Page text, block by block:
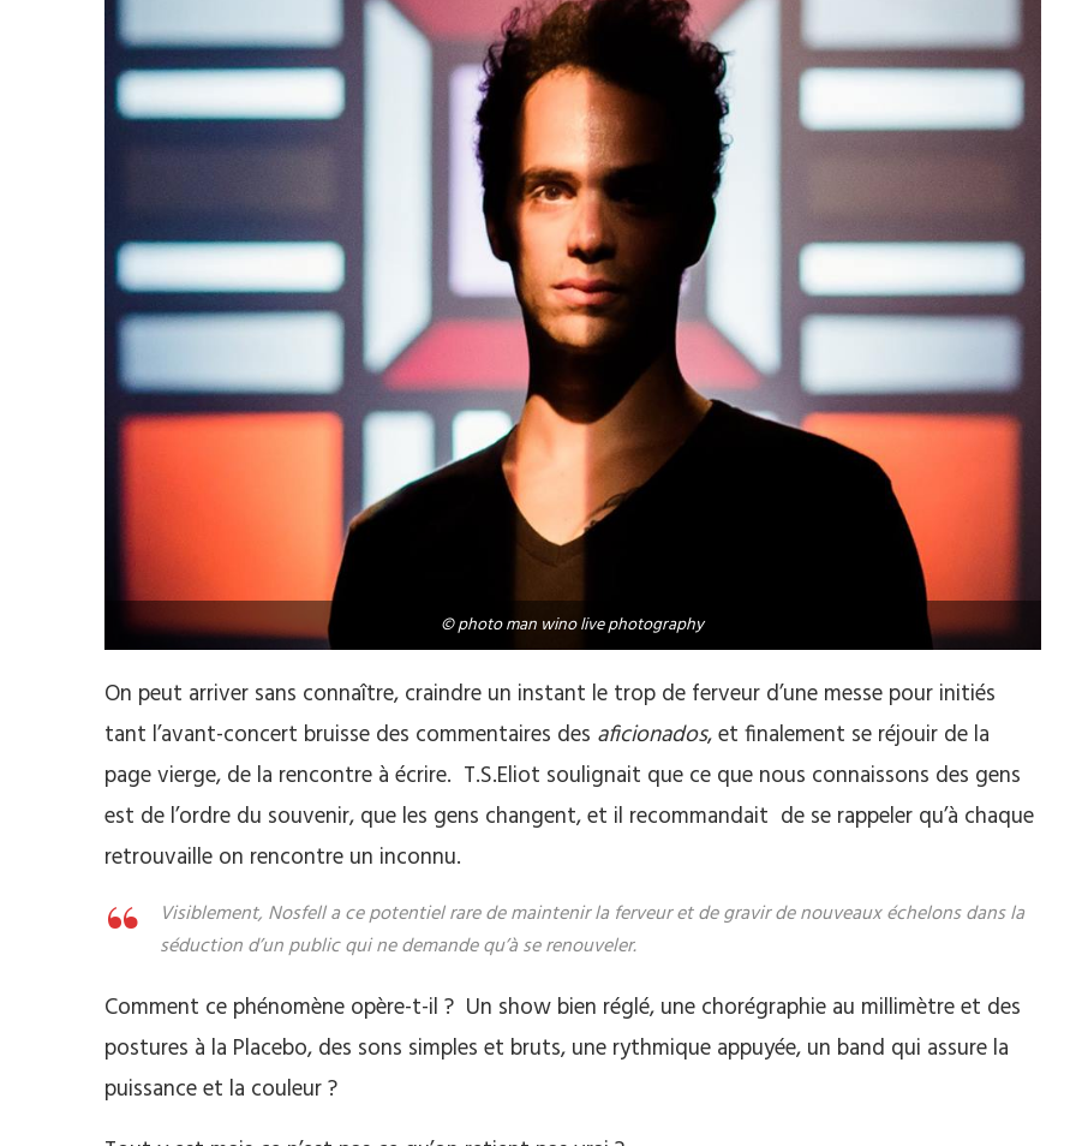
© photo man wino live photography
On peut arriver sans connaître, craindre un instant le trop de ferveur d’une messe pour initiés
tant l’avant-concert bruisse des commentaires des aficionados, et finalement se réjouir de la
page vierge, de la rencontre à écrire. T.S.Eliot soulignait que ce que nous connaissons des gens
est de l’ordre du souvenir, que les gens changent, et il recommandait de se rappeler qu’à chaque
retrouvaille on rencontre un inconnu.
Visiblement, Nosfell a ce potentiel rare de maintenir la ferveur et de gravir de nouveaux échelons dans la
séduction d’un public qui ne demande qu’à se renouveler.
Comment ce phénomène opère-t-il ? Un show bien réglé, une chorégraphie au millimètre et des
postures à la Placebo, des sons simples et bruts, une rythmique appuyée, un band qui assure la
puissance et la couleur ?